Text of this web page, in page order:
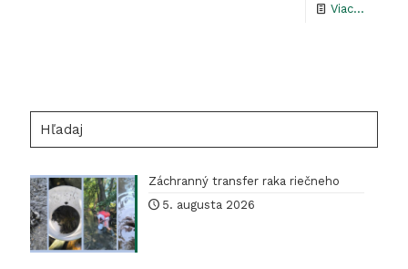
Viac...
potoku
Záchranný transfer raka riečneho
5. augusta 2026